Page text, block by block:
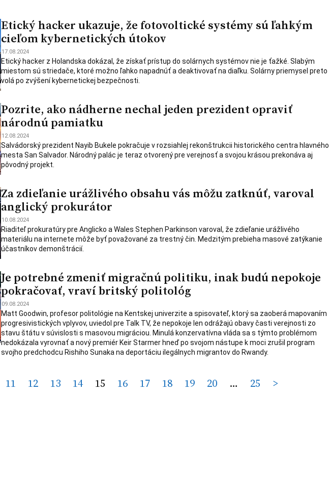
Etický hacker ukazuje, že fotovoltické systémy sú ľahkým
cieľom kybernetických útokov
17.08.2024
Etický hacker z Holandska dokázal, že získať prístup do solárnych systémov nie je ťažké. Slabým
miestom sú striedače, ktoré možno ľahko napadnúť a deaktivovať na diaľku. Solárny priemysel preto
volá po zvýšení kybernetickej bezpečnosti.
Pozrite, ako nádherne nechal jeden prezident opraviť
národnú pamiatku
12.08.2024
Salvádorský prezident Nayib Bukele pokračuje v rozsiahlej rekonštrukcii historického centra hlavného
mesta San Salvador. Národný palác je teraz otvorený pre verejnosť a svojou krásou prekonáva aj
pôvodný projekt.
Za zdieľanie urážlivého obsahu vás môžu zatknúť, varoval
anglický prokurátor
10.08.2024
Riaditeľ prokuratúry pre Anglicko a Wales Stephen Parkinson varoval, že zdieľanie urážlivého
materiálu na internete môže byť považované za trestný čin. Medzitým prebieha masové zatýkanie
účastníkov demonštrácií.
Je potrebné zmeniť migračnú politiku, inak budú nepokoje
pokračovať, vraví britský politológ
09.08.2024
Matt Goodwin, profesor politológie na Kentskej univerzite a spisovateľ, ktorý sa zaoberá mapovaním
progresivistických vplyvov, uviedol pre Talk TV, že nepokoje len odrážajú obavy časti verejnosti zo
stavu štátu v súvislosti s masovou migráciou. Minulá konzervatívna vláda sa s týmto problémom
nedokázala vyrovnať a nový premiér Keir Starmer hneď po svojom nástupe k moci zrušil program
svojho predchodcu Rishiho Sunaka na deportáciu ilegálnych migrantov do Rwandy.
11 12 13 14 15 16 17 18 19 20 … 25 >